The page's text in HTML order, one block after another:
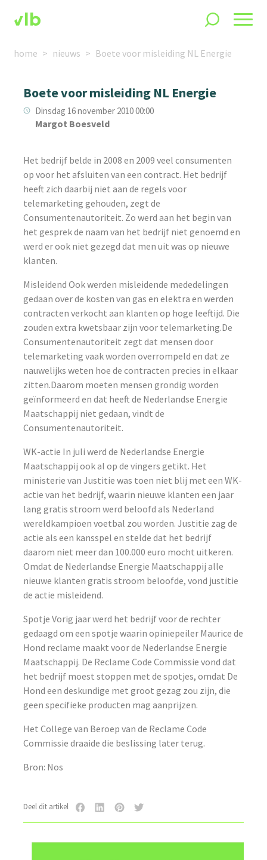
home nieuws Boete voor misleiding NL Energie
Boete voor misleiding NL Energie
Dinsdag 16 november 2010 00:00
Margot Boesveld
Het bedrijf belde in 2008 en 2009 veel consumenten
op voor het afsluiten van een contract. Het bedrijf
heeft zich daarbij niet aan de regels voor
telemarketing gehouden, zegt de
Consumentenautoriteit. Zo werd aan het begin van
het gesprek de naam van het bedrijf niet genoemd en
werd er ook niet gezegd dat men uit was op nieuwe
klanten.
Misleidend Ook werden misleidende mededelingen
gedaan over de kosten van gas en elektra en werden
contracten verkocht aan klanten op hoge leeftijd. Die
zouden extra kwetsbaar zijn voor telemarketing.De
Consumentenautoriteit zegt dat mensen door
telemarketing vaak worden overrompeld en dat ze
nauwelijks weten hoe de contracten precies in elkaar
zitten.Daarom moeten mensen grondig worden
geïnformeerd en dat heeft de Nederlandse Energie
Maatschappij niet gedaan, vindt de
Consumentenautoriteit.
WK-actie In juli werd de Nederlandse Energie
Maatschappij ook al op de vingers getikt. Het
ministerie van Justitie was toen niet blij met een WK-
actie van het bedrijf, waarin nieuwe klanten een jaar
lang gratis stroom werd beloofd als Nederland
wereldkampioen voetbal zou worden. Justitie zag de
actie als een kansspel en stelde dat het bedrijf
daarom niet meer dan 100.000 euro mocht uitkeren.
Omdat de Nederlandse Energie Maatschappij alle
nieuwe klanten gratis stroom beloofde, vond justitie
de actie misleidend.
Spotje Vorig jaar werd het bedrijf voor de rechter
gedaagd om een spotje waarin opiniepeiler Maurice de
Hond reclame maakt voor de Nederlandse Energie
Maatschappij. De Reclame Code Commissie vond dat
het bedrijf moest stoppen met de spotjes, omdat De
Hond een deskundige met groot gezag zou zijn, die
geen specifieke producten mag aanprijzen.
Het College van Beroep van de Reclame Code
Commissie draaide die beslissing later terug.
Bron: Nos
Deel dit artikel